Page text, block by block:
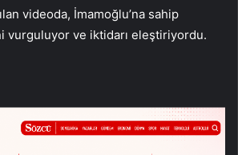
videoda, İmamoğlu’na sahip
vurguluyor ve iktidarı eleştiriyordu.